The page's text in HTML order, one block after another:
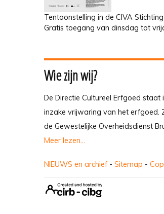
Tentoonstelling in de CIVA
Gratis toegang van dinsdag tot
Wie zijn wij?
De Directie Cultureel Erfgoed
inzake vrijwaring van het erfgoed.
de Gewestelijke Overheidsdienst
Meer lezen...
NIEUWS en archief - Sitemap -